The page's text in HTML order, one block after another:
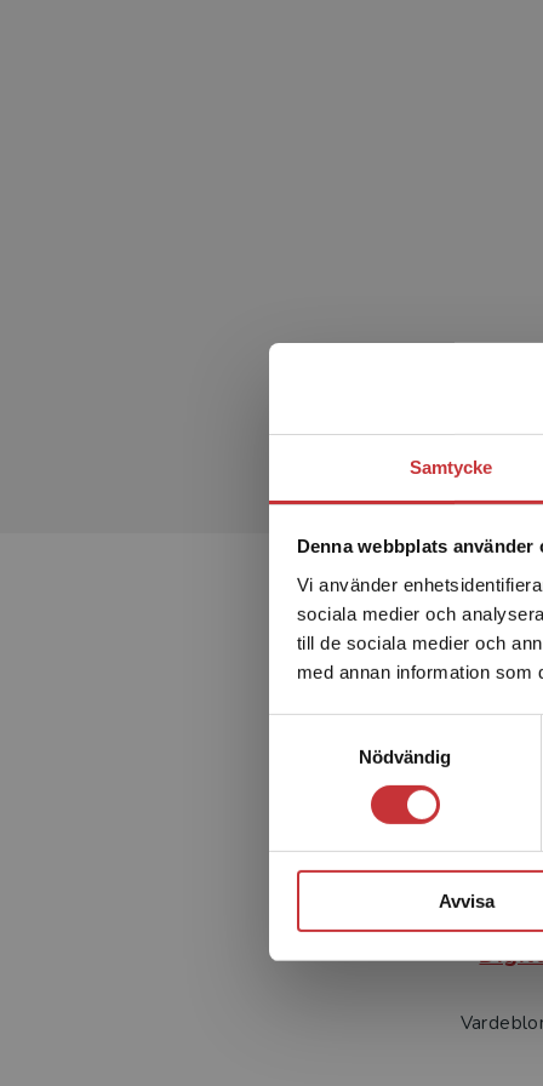
Samtycke
Denna webbplats använder
Vi använder
sociala medier och
till de sociala medier och
med annan information som
Nödvändig
Avvisa